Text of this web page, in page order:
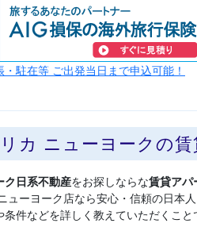
・駐在等 ご出発当日まで申込可能！
カ ニューヨークの
ク日系不動産をお探しならな賃貸アパ
ューヨーク店なら安心・信頼の日本
条件などを詳しく教えていただくこ